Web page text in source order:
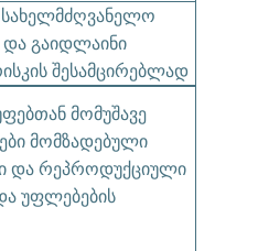
სახელმძღვანელო
გაიდლაინი
შესამცირებლად
მომუშავე
მომზადებული
და რეპროდუქციული
უფლებების